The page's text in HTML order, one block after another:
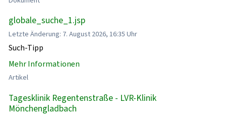
globale_suche_1.jsp
Letzte Änderung: 7. August 2026, 16:35 Uhr
Such-Tipp
Mehr Informationen
Artikel
Tagesklinik Regentenstraße - LVR-Klinik
Mönchengladbach